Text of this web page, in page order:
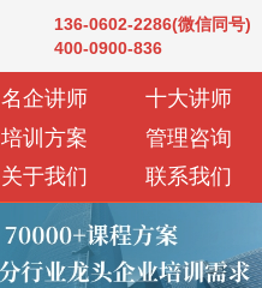
136-0602-2286(微信同号)
400-0900-836
名企讲师
十大讲师
培训方案
管理咨询
关于我们 联系我们